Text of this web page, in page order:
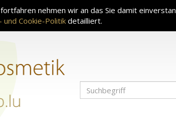
nehmen wir an das Sie damit
und Cookie-Politik detailliert.